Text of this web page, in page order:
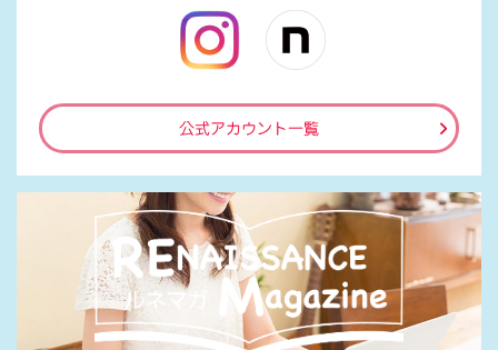
公式アカウント一覧